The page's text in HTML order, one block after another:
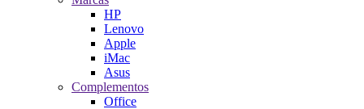
HP
Lenovo
Apple
iMac
Asus
Complementos
Office